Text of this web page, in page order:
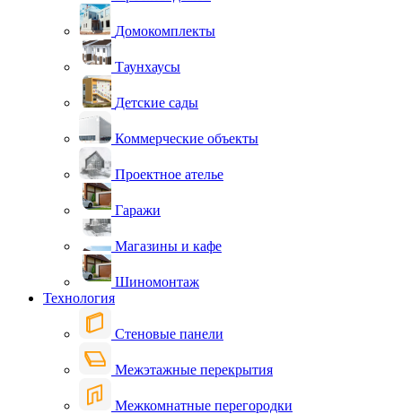
Домокомплекты
Таунхаусы
Детские сады
Коммерческие объекты
Проектное ателье
Гаражи
Магазины и кафе
Шиномонтаж
Технология
Стеновые панели
Межэтажные перекрытия
Межкомнатные перегородки